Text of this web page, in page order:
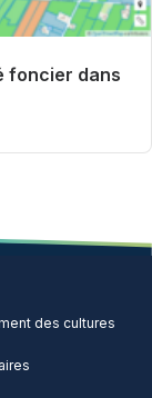
foncier dans
des cultures